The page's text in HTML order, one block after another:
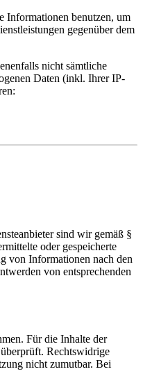
Informationen benutzen, um
gegenüber dem
nicht sämtliche
Daten (inkl. Ihrer IP-
sind wir gemäß §
oder gespeicherte
von Informationen nach den
von entsprechenden
Für die Inhalte der
Rechtswidrige
nicht zumutbar. Bei